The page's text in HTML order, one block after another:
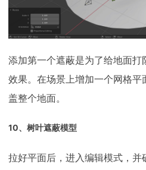
添加第一个遮蔽是为了给地面
效果。在场景上增加一个网格
盖整个地面。
10、树叶遮蔽模型
拉好平面后，进入编辑模式，